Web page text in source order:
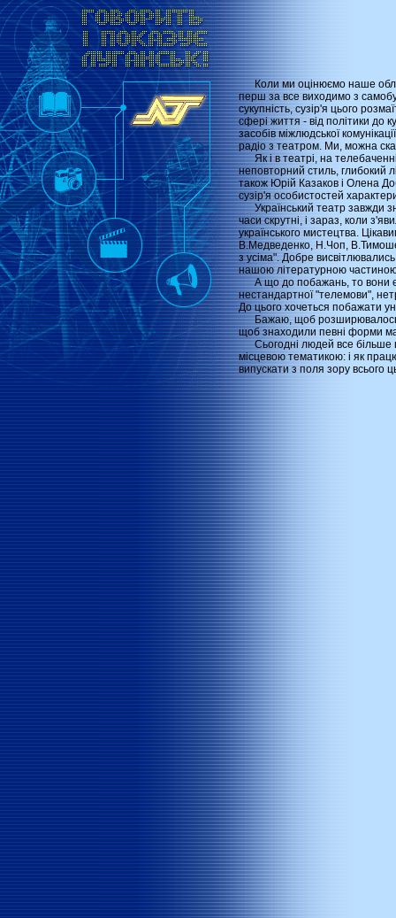
Коли ми оцінюємо наше
перш за все виходимо з
сукупність, сузір'я цього
сфері життя - від політики до
засобів міжлюдської
радіо з театром. Ми, можна
Як і в театрі, на телебаченні
неповторний стиль, глибокий
також Юрій Казаков і Олена
сузір'я особистостей
Український театр завжди
часи скрутні, і зараз, коли
українського мистецтва.
В.Медведенко, Н.Чоп,
з усіма". Добре
нашою літературною частиною
А що до побажань, то вони
нестандартної "телемови",
До цього хочеться побажати
Бажаю, щоб розширювалось
щоб знаходили певні форми
Сьогодні людей все більше
місцевою тематикою: і як
випускати з поля зору всього